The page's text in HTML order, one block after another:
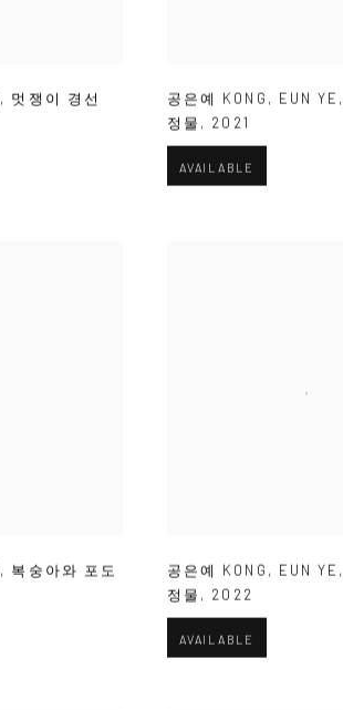
, 멋쟁이 경선
공은예 KONG , EUN YE ,
정물 , 2021
AVAILABLE
, 복숭아와 포도
공은예 KONG , EUN YE ,
정물 , 2022
AVAILABLE